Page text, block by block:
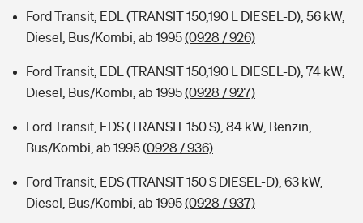
Ford Transit, EDL (TRANSIT 150,190 L DIESEL-D), 56 kW,
Diesel, Bus/Kombi, ab 1995(0928 / 926)
Ford Transit, EDL (TRANSIT 150,190 L DIESEL-D), 74 kW,
Diesel, Bus/Kombi, ab 1995(0928 / 927)
Ford Transit, EDS (TRANSIT 150 S), 84 kW, Benzin,
Bus/Kombi, ab 1995(0928 / 936)
Ford Transit, EDS (TRANSIT 150 S DIESEL-D), 63 kW,
Diesel, Bus/Kombi, ab 1995(0928 / 937)